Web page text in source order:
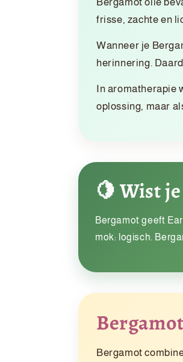
frisse, zachte en
Wanneer je
herinnering.
In aromatherapie
oplossing, maar
🍋 Wist
Bergamot geeft
mok: logisch.
Bergamot